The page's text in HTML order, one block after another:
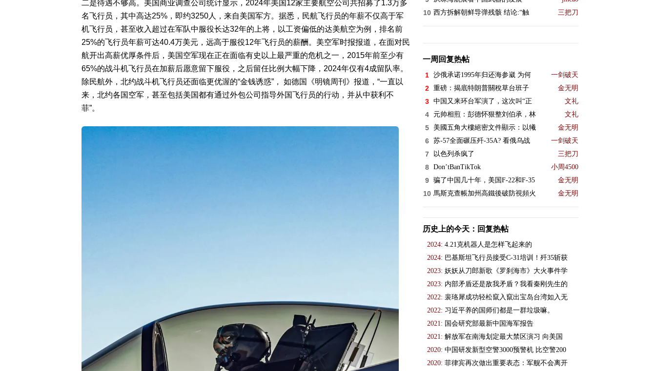
二是待遇不够高。美国商业调查公司统计显示，2024年美国12家主要航空公司共招募了1.3万多
名飞行员，其中高达25%，即约3250人，来自美国军方。据悉，民航飞行员的年薪不仅高于军
机飞行员，甚至收入超过在军队中服役长达32年的上将，以工资偏低的达美航空为例，排名前
25%的飞行员年薪可达40.4万美元，远高于服役12年飞行员的薪酬。美空军时报报道，在面对民
航开出高薪优厚条件后，美国空军现在正在面临有史以上最严重的危机之一，2015年前至少有
65%的战斗机飞行员在加薪后愿意留下服役，之后留任比例大幅下降，2024年仅有4成留队率。
除民航外，北约战斗机飞行员还面临更优渥的“金钱诱惑”， 如德国《明镜周刊》报道，“一直以
来，北约各国空军，甚至包括美国都有通过外包公司指导外国飞行员的行动，并从中获利不
菲”。
10 西方拆解朝鲜导弹残骸 结论:“触 三把刀
一周回复热帖
1 沙俄承诺1995年归还海参崴 为何 一剑破天
2 重磅：揭底特朗普關稅草台班子 金无明
3 中国又来环台军演了，这次叫“正 文礼
4 元帅相煎：彭德怀狠整刘伯承，林 文礼
5 美國五角大樓絕密文件顯示：以犧 金无明
6 苏-57全面碾压歼-35A? 看俄乌战 一剑破天
7 以色列杀疯了 三把刀
8 Don’tBanTikTok 小周4500
9 骗了中国几十年，美国F-22和F-35 金无明
10 馬斯克查帳加州高鐵後破防視頻火 金无明
历史上的今天：回复热帖
2024: 4.21克机器人是怎样飞起来的
2024: 巴基斯坦飞行员接受C-31培训！歼35斩获
2023: 妖妖从刀郎新歌《罗刹海市》大火事件学
2023: 内部矛盾还是敌我矛盾？我看秦刚先生的
2022: 裴珞犀成功轻松竄入竄出宝岛台湾如入无
2022: 习近平养的国师们都是一群垃圾嘛。
2021: 国会研究部最新中国海军报告
2021: 解放军在南海划定最大禁区演习 向美国
2020: 中国研发新型空警3000预警机 比空警200
2020: 菲律宾再次做出重要表态：军舰不会离开